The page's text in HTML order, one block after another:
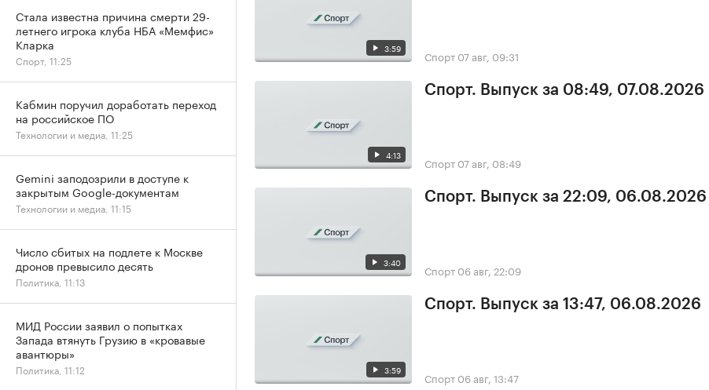
3:59 Спорт 07 авг, 09:31
4:13
Спорт. Выпуск за 08:49, 07.08.2026
Спорт 07 авг, 08:49
3:40
Спорт. Выпуск за 22:09, 06.08.2026
Спорт 06 авг, 22:09
3:59
Спорт. Выпуск за 13:47, 06.08.2026
Спорт 06 авг, 13:47
Стала известна причина смерти 29-
летнего игрока клуба НБА «Мемфис»
Кларка
Спорт, 11:25
Кабмин поручил доработать переход
на российское ПО
Технологии и медиа, 11:25
Gemini заподозрили в доступе к
закрытым Google-документам
Технологии и медиа, 11:15
Число сбитых на подлете к Москве
дронов превысило десять
Политика, 11:13
МИД России заявил о попытках
Запада втянуть Грузию в «кровавые
авантюры»
Политика, 11:12